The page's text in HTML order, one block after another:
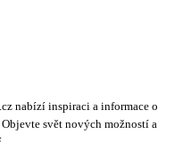
nabízí inspiraci a informace o
svět nových možností a